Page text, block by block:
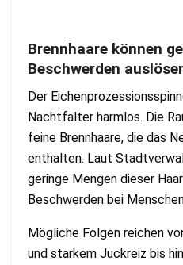
Brennhaare können
Beschwerden
Der
Nachtfalter harmlos. Die
feine Brennhaare, die das
enthalten. Laut
geringe Mengen dieser
Beschwerden bei
Mögliche Folgen reichen
und starkem Juckreiz bis